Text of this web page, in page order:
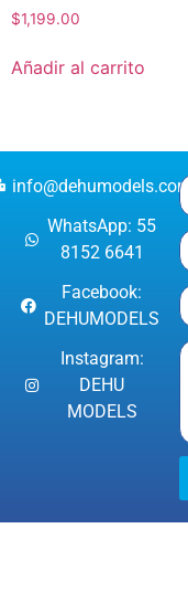
$1,199.00
Añadir al carrito
info@dehumodels.com
WhatsApp: 55
8152 6641
Facebook:
DEHUMODELS
Instagram:
DEHU
MODELS